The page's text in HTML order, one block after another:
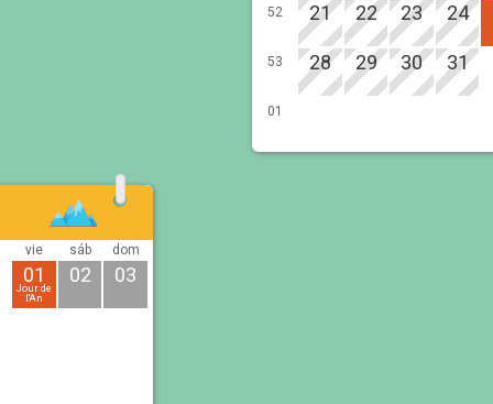
52 21 22 23 24
53 28 29 30 31
01
vie sáb dom
01
Jour de
l'An
02 03